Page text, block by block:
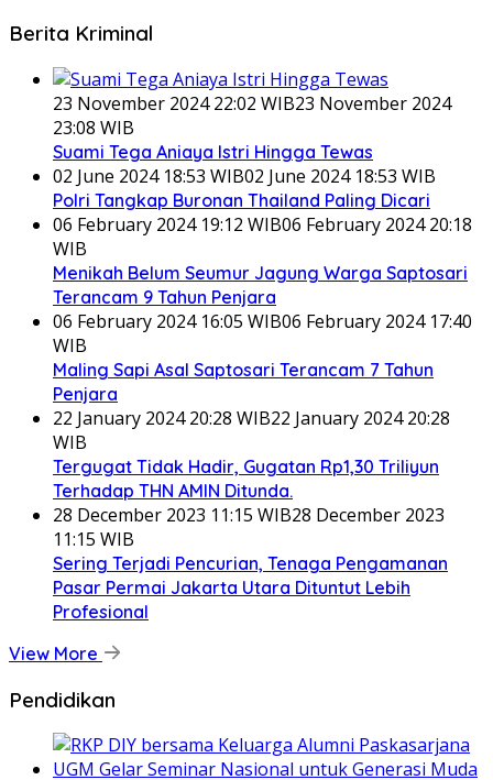
Berita Kriminal
23 November 2024 22:02 WIB23 November 2024
23:08 WIB
Suami Tega Aniaya Istri Hingga Tewas
02 June 2024 18:53 WIB02 June 2024 18:53 WIB
Polri Tangkap Buronan Thailand Paling Dicari
06 February 2024 19:12 WIB06 February 2024 20:18
WIB
Menikah Belum Seumur Jagung Warga Saptosari
Terancam 9 Tahun Penjara
06 February 2024 16:05 WIB06 February 2024 17:40
WIB
Maling Sapi Asal Saptosari Terancam 7 Tahun
Penjara
22 January 2024 20:28 WIB22 January 2024 20:28
WIB
Tergugat Tidak Hadir, Gugatan Rp1,30 Triliyun
Terhadap THN AMIN Ditunda.
28 December 2023 11:15 WIB28 December 2023
11:15 WIB
Sering Terjadi Pencurian, Tenaga Pengamanan
Pasar Permai Jakarta Utara Dituntut Lebih
Profesional
View More
Pendidikan